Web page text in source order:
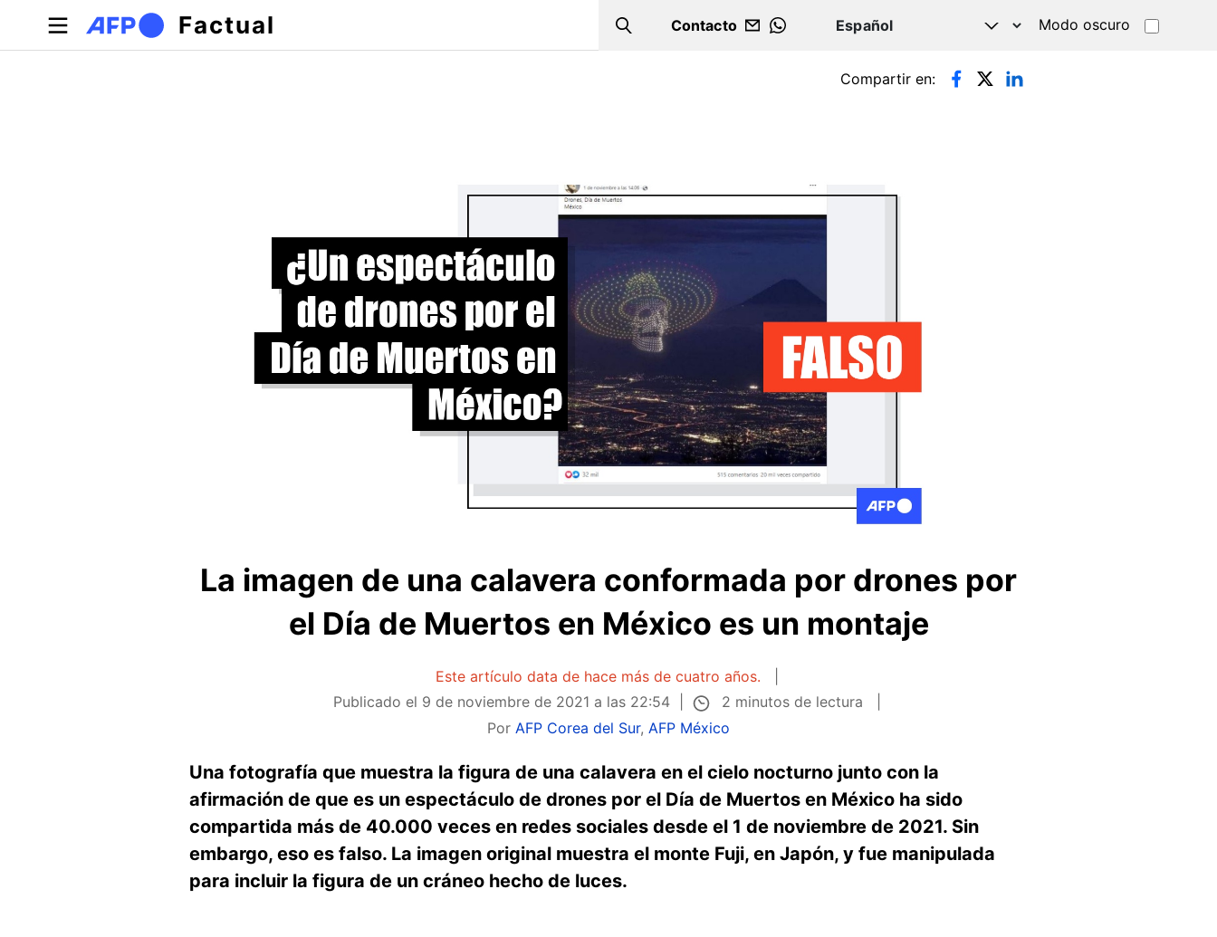
Pasar al contenido principal
Factual Search
Contacto
WHATSAPP
Modo oscuro
Solapas principales Compartir en:
La imagen de una calavera conformada por drones por
el Día de Muertos en México es un montaje
Este artículo data de hace más de cuatro años.
Publicado el 9 de noviembre de 2021 a las 22:54
2 minutos de lectura
Por AFP Corea del Sur, AFP México
Una fotografía que muestra la figura de una calavera en el cielo nocturno junto con la
afirmación de que es un espectáculo de drones por el Día de Muertos en México ha sido
compartida más de 40.000 veces en redes sociales desde el 1 de noviembre de 2021. Sin
embargo, eso es falso. La imagen original muestra el monte Fuji, en Japón, y fue manipulada
para incluir la figura de un cráneo hecho de luces.